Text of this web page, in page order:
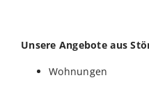
Unsere Angebote aus
Wohnungen